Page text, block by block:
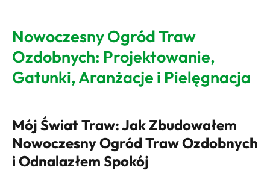
Nowoczesny Ogród Traw
Ozdobnych: Projektowanie,
Gatunki, Aranżacje i Pielęgnacja
Mój Świat Traw: Jak Zbudowałem
Nowoczesny Ogród Traw Ozdobnych
i Odnalazłem Spokój